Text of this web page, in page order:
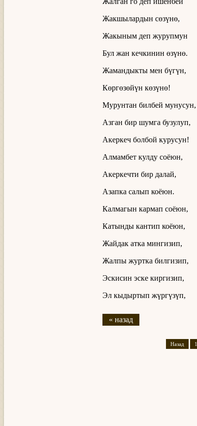
Жакшылардын сөзүнө,
Жакыным деп журупмун
Бул жан кечкинин өзүнө.
Жамандыкты мен бүгүн,
Көргөзөйүн көзүнө!
Мурунтан билбей мунусун,
Азган бир шумга бузулуп,
Акеркеч болбой курусун!
Алмамбет кулду соёюн,
Акеркечти бир далай,
Азапка салып коёюн.
Калмагын кармап соёюн,
Катынды кантип коёюн,
Жайдак атка мингизип,
Жалпы журтка билгизип,
Эскисин эске киргизип,
Эл кыдыртып жүргүзүп,
« назад
Назад 1